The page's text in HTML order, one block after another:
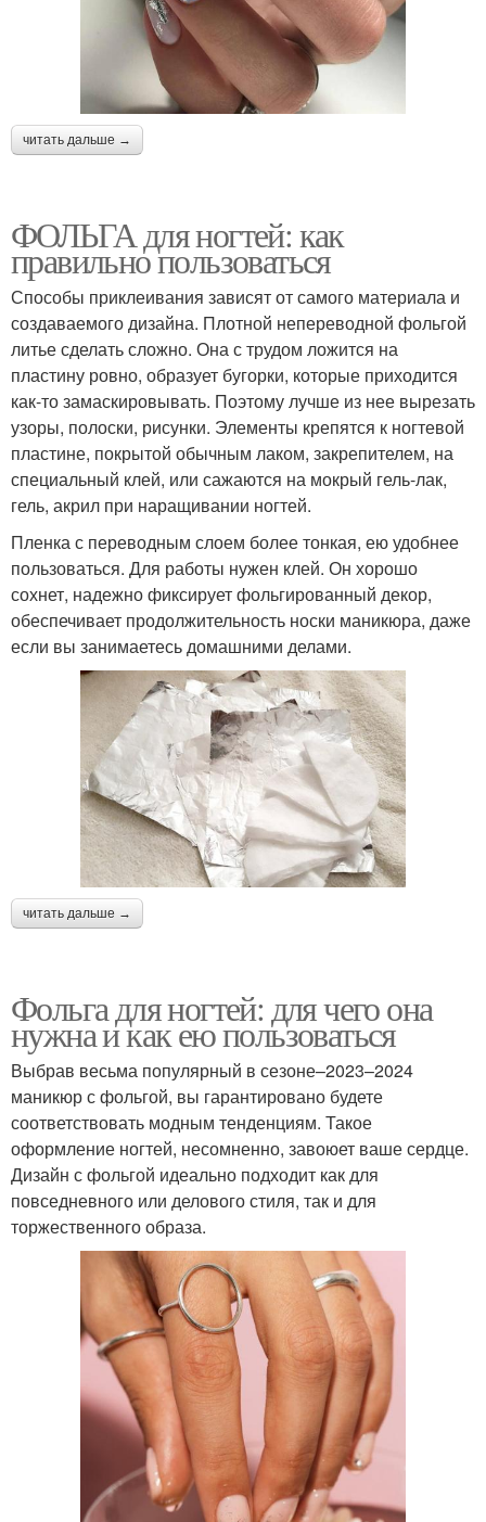
читать дальше →
ФОЛЬГА для ногтей: как
правильно пользоваться
Способы приклеивания зависят от самого материала и
создаваемого дизайна. Плотной непереводной фольгой
литье сделать сложно. Она с трудом ложится на
пластину ровно, образует бугорки, которые приходится
как-то замаскировывать. Поэтому лучше из нее вырезать
узоры, полоски, рисунки. Элементы крепятся к ногтевой
пластине, покрытой обычным лаком, закрепителем, на
специальный клей, или сажаются на мокрый гель-лак,
гель, акрил при наращивании ногтей.
Пленка с переводным слоем более тонкая, ею удобнее
пользоваться. Для работы нужен клей. Он хорошо
сохнет, надежно фиксирует фольгированный декор,
обеспечивает продолжительность носки маникюра, даже
если вы занимаетесь домашними делами.
читать дальше →
Фольга для ногтей: для чего она
нужна и как ею пользоваться
Выбрав весьма популярный в сезоне–2023–2024
маникюр с фольгой, вы гарантировано будете
соответствовать модным тенденциям. Такое
оформление ногтей, несомненно, завоюет ваше сердце.
Дизайн с фольгой идеально подходит как для
повседневного или делового стиля, так и для
торжественного образа.